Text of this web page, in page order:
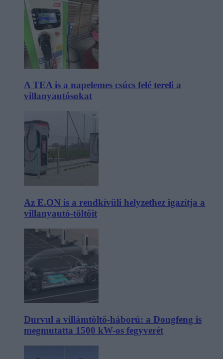
A TEA is a napelemes csúcs felé tereli a
villanyautósokat
Az E.ON is a rendkívüli helyzethez igazítja a
villanyautó-töltőit
Durvul a villámtöltő-háború: a Dongfeng is
megmutatta 1500 kW-os fegyverét